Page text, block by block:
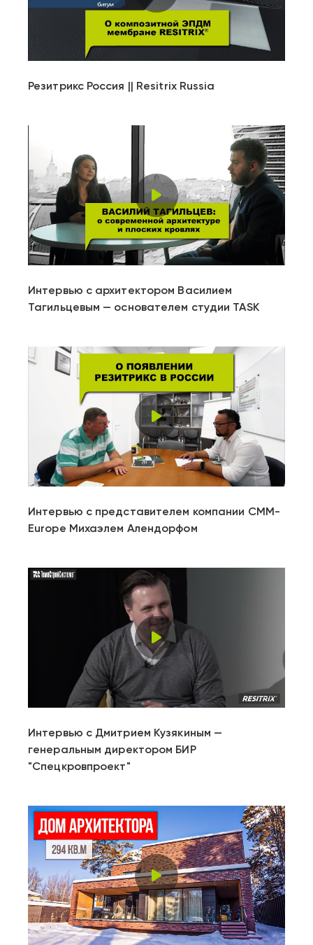
Play
Video
Резитрикс Россия || Resitrix Russia
Play
Video
Интервью с архитектором Василием
Тагильцевым — основателем студии TASK
Play
Video
Интервью с представителем компании CMM-
Europe Михаэлем Алендорфом
Play
Video
Интервью с Дмитрием Кузякиным —
генеральным директором БИР
"Спецкровпроект"
Play
Video